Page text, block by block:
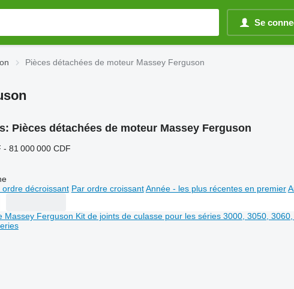
Se
Pièces détachées de moteur Massey Ferguson
Pièces détachées de moteur Massey Ferguson
- 81 000 000 CDF
ordre décroissant Par ordre croissant Année - les plus récentes en premier